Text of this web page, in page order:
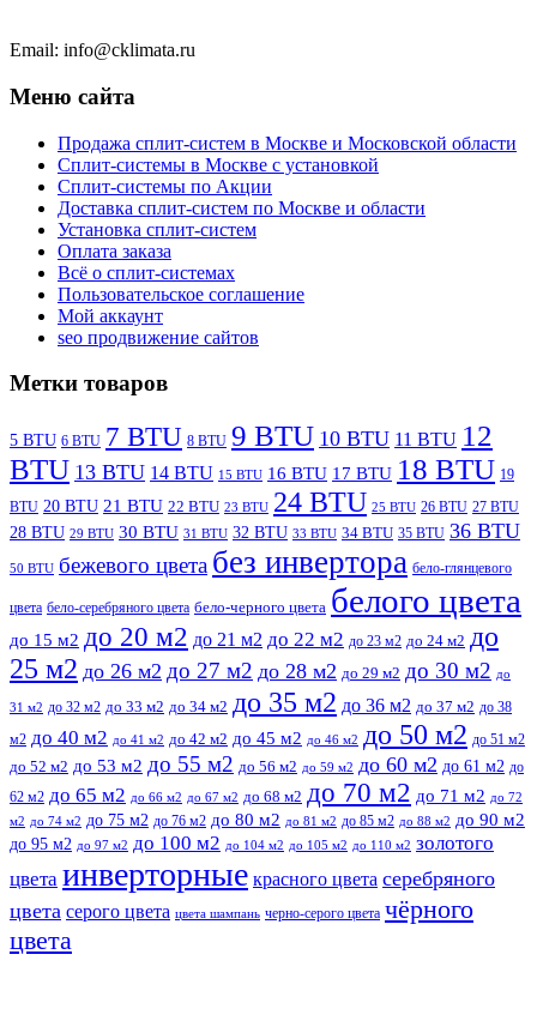
Email: info@cklimata.ru
Меню сайта
Продажа сплит-систем в Москве и Московской области
Сплит-системы в Москве с установкой
Сплит-системы по Акции
Доставка сплит-систем по Москве и области
Установка сплит-систем
Оплата заказа
Всё о сплит-системах
Пользовательское соглашение
Мой аккаунт
seo продвижение сайтов
Метки товаров
5 BTU 6 BTU 7 BTU 8 BTU 9 BTU 10 BTU 11 BTU 12
BTU 13 BTU 14 BTU 15 BTU 16 BTU 17 BTU 18 BTU 19
BTU 20 BTU 21 BTU 22 BTU 23 BTU 24 BTU 25 BTU 26 BTU 27 BTU
28 BTU 29 BTU 30 BTU 31 BTU 32 BTU 33 BTU 34 BTU 35 BTU 36 BTU
50 BTU бежевого цвета без инвертора бело-глянцевого
цвета бело-серебряного цвета бело-черного цвета белого цвета
до 15 м2 до 20 м2 до 21 м2 до 22 м2 до 23 м2 до 24 м2 до
25 м2 до 26 м2 до 27 м2 до 28 м2 до 29 м2 до 30 м2 до
31 м2 до 32 м2 до 33 м2 до 34 м2 до 35 м2 до 36 м2 до 37 м2 до 38
м2 до 40 м2 до 41 м2 до 42 м2 до 45 м2 до 46 м2 до 50 м2 до 51 м2
до 52 м2 до 53 м2 до 55 м2 до 56 м2 до 59 м2 до 60 м2 до 61 м2 до
62 м2 до 65 м2 до 66 м2 до 67 м2 до 68 м2 до 70 м2 до 71 м2 до 72
м2 до 74 м2 до 75 м2 до 76 м2 до 80 м2 до 81 м2 до 85 м2 до 88 м2 до 90 м2
до 95 м2 до 97 м2 до 100 м2 до 104 м2 до 105 м2 до 110 м2 золотого
цвета инверторные красного цвета серебряного
цвета серого цвета цвета шампань черно-серого цвета чёрного
цвета